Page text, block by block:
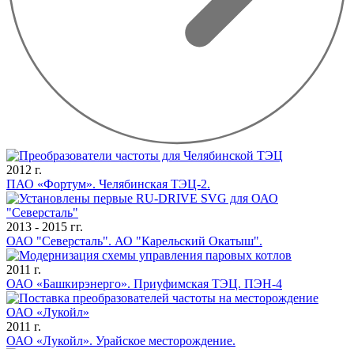
2012 г.
ПАО «Фортум». Челябинская ТЭЦ-2.
2013 - 2015 гг.
ОАО "Северсталь". АО "Карельский Окатыш".
2011 г.
ОАО «Башкирэнерго». Приуфимская ТЭЦ. ПЭН-4
2011 г.
ОАО «Лукойл». Урайское месторождение.